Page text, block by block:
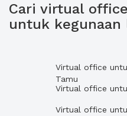
Cari virtual
untuk kegunaan
Virtual office
Tamu
Virtual office
Virtual office